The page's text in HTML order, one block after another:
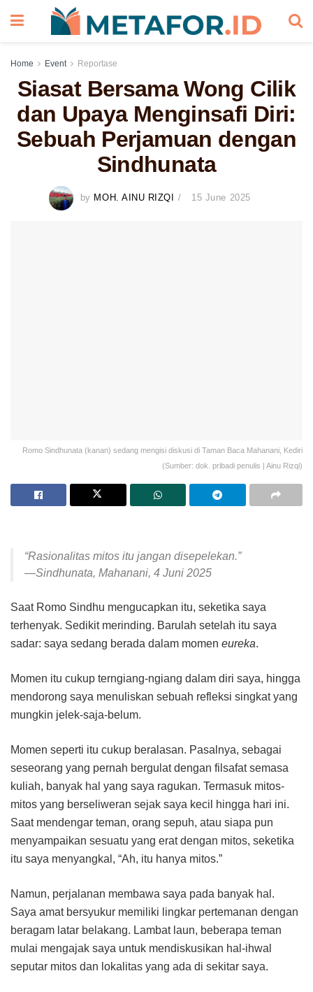
Home Event Reportase
Siasat Bersama Wong Cilik
dan Upaya Menginsafi Diri:
Sebuah Perjamuan dengan
Sindhunata
by MOH. AINU RIZQI 15 June 2025
Romo Sindhunata (kanan) sedang mengisi diskusi di Taman Baca Mahanani, Kediri
(Sumber: dok. pribadi penulis | Ainu Rizqi)
“Rasionalitas mitos itu jangan disepelekan.”
—Sindhunata, Mahanani, 4 Juni 2025
Saat Romo Sindhu mengucapkan itu, seketika saya
terhenyak. Sedikit merinding. Barulah setelah itu saya
sadar: saya sedang berada dalam momen eureka.
Momen itu cukup terngiang-ngiang dalam diri saya, hingga
mendorong saya menuliskan sebuah refleksi singkat yang
mungkin jelek-saja-belum.
Momen seperti itu cukup beralasan. Pasalnya, sebagai
seseorang yang pernah bergulat dengan filsafat semasa
kuliah, banyak hal yang saya ragukan. Termasuk mitos-
mitos yang berseliweran sejak saya kecil hingga hari ini.
Saat mendengar teman, orang sepuh, atau siapa pun
menyampaikan sesuatu yang erat dengan mitos, seketika
itu saya menyangkal, “Ah, itu hanya mitos.”
Namun, perjalanan membawa saya pada banyak hal.
Saya amat bersyukur memiliki lingkar pertemanan dengan
beragam latar belakang. Lambat laun, beberapa teman
mulai mengajak saya untuk mendiskusikan hal-ihwal
seputar mitos dan lokalitas yang ada di sekitar saya.